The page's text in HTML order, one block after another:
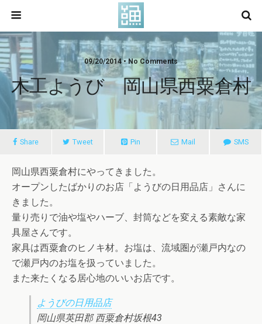
09/20/2014 • No Comments
木工ようび 岡山県西粟倉村
Share Tweet Pin Mail SMS
岡山県西粟倉村にやってきました。
オープンしたばかりのお店「ようびの日用品店」さんに
きました。
量り売りで油や塩やハーブ、封筒などを変える素敵な家
具屋さんです。
家具は西粟倉のヒノキ材。お塩は、流域圏が瀬戸内なの
で瀬戸内のお塩を扱っていました。
また来たくなる居心地のいいお店です。
ようびの日用品店
岡山県英田郡 西粟倉村坂根43